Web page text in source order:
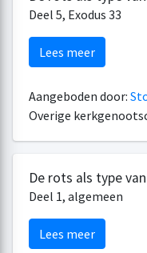
Deel 5, Exodus 33
Lees meer
Aangeboden door:
Overige
De rots als type
Deel 1, algemeen
Lees meer